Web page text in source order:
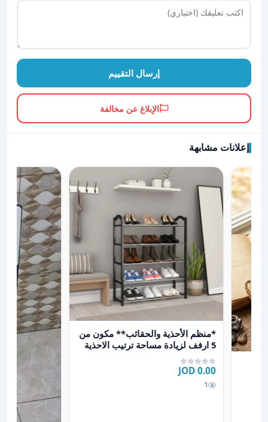
إرسال التقييم
الإبلاغ عن مخالفة
إعلانات مشابهة
عرض تفاصيل *منظم الأحذية والحقائب** مكون من 5 ارفف لزيادة مساحة ترتيب الاحذية او الحقائب* س
*منظم الأحذية والحقائب** مكون من
5 ارفف لزيادة مساحة ترتيب الاحذية
او الحقائب* س
0.00 JOD
1